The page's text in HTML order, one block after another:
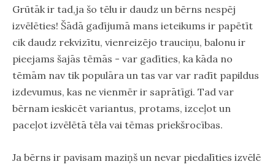
Grūtāk ir tad,ja šo tēlu ir daudz un bērns nespēj
izvēlēties! Šādā gadījumā mans ieteikums ir papētīt
cik daudz rekvizītu, vienreizējo trauciņu, balonu ir
pieejams šajās tēmās - var gadīties, ka kāda no
tēmām nav tik populāra un tas var var radīt papildus
izdevumus, kas ne vienmēr ir saprātīgi. Tad var
bērnam ieskicēt variantus, protams, izceļot un
paceļot izvēlētā tēla vai tēmas priekšrocības.
Ja bērns ir pavisam maziņš un nevar piedalīties izvēlē